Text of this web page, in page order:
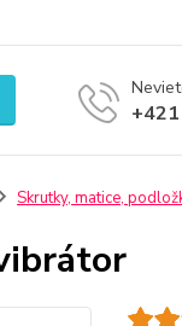
Skrutky, matice,